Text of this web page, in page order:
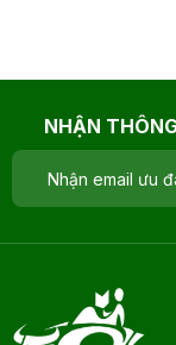
NHẬN